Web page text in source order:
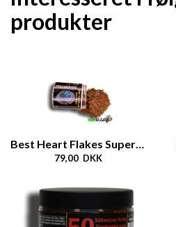
produkter
Best Heart Flakes Super Growth
79,00 DKK